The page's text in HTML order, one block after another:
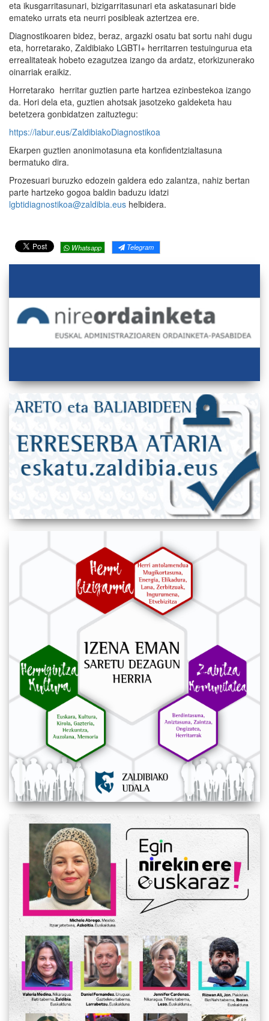
eta ikusgarritasunari, bizigarritasunari eta askatasunari bide
emateko urrats eta neurri posibleak aztertzea ere.
Diagnostikoaren bidez, beraz, argazki osatu bat sortu nahi dugu
eta, horretarako, Zaldibiako LGBTI+ herritarren testuingurua eta
errealitateak hobeto ezagutzea izango da ardatz, etorkizunerako
oinarriak eraikiz.
Horretarako herritar guztien parte hartzea ezinbestekoa izango
da. Hori dela eta, guztien ahotsak jasotzeko galdeketa hau
betetzera gonbidatzen zaituztegu:
https://labur.eus/ZaldibiakoDiagnostikoa
Ekarpen guztien anonimotasuna eta konfidentzialtasuna
bermatuko dira.
Prozesuari buruzko edozein galdera edo zalantza, nahiz bertan
parte hartzeko gogoa baldin baduzu idatzi
lgbtidiagnostikoa@zaldibia.eus helbidera.
Whatsapp Telegram